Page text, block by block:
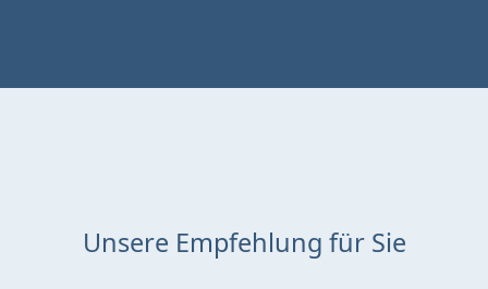
Unsere Empfehlung für Sie